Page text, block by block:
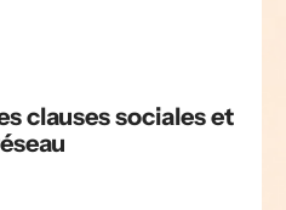
clauses sociales et